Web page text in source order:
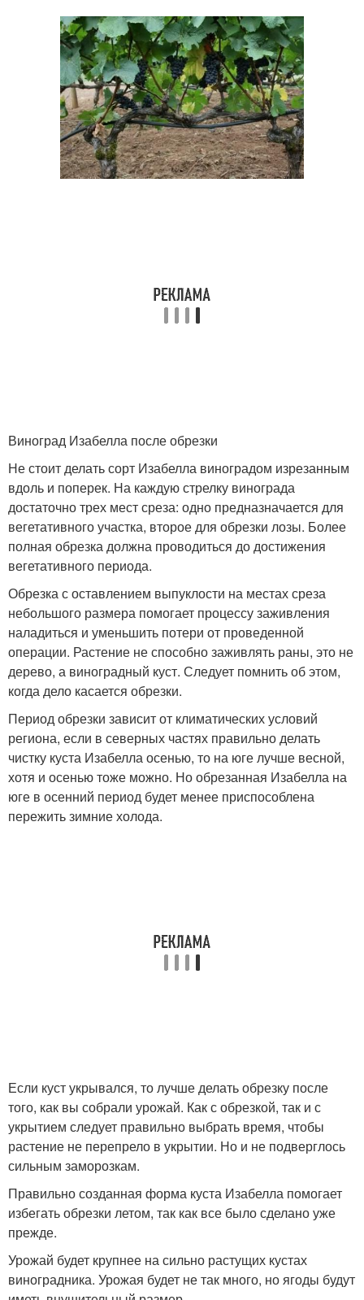
Виноград Изабелла после обрезки
Не стоит делать сорт Изабелла виноградом изрезанным
вдоль и поперек. На каждую стрелку винограда
достаточно трех мест среза: одно предназначается для
вегетативного участка, второе для обрезки лозы. Более
полная обрезка должна проводиться до достижения
вегетативного периода.
Обрезка с оставлением выпуклости на местах среза
небольшого размера помогает процессу заживления
наладиться и уменьшить потери от проведенной
операции. Растение не способно заживлять раны, это не
дерево, а виноградный куст. Следует помнить об этом,
когда дело касается обрезки.
Период обрезки зависит от климатических условий
региона, если в северных частях правильно делать
чистку куста Изабелла осенью, то на юге лучше весной,
хотя и осенью тоже можно. Но обрезанная Изабелла на
юге в осенний период будет менее приспособлена
пережить зимние холода.
Если куст укрывался, то лучше делать обрезку после
того, как вы собрали урожай. Как с обрезкой, так и с
укрытием следует правильно выбрать время, чтобы
растение не перепрело в укрытии. Но и не подверглось
сильным заморозкам.
Правильно созданная форма куста Изабелла помогает
избегать обрезки летом, так как все было сделано уже
прежде.
Урожай будет крупнее на сильно растущих кустах
виноградника. Урожая будет не так много, но ягоды будут